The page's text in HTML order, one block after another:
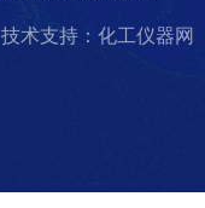
技术支持：化工仪器网